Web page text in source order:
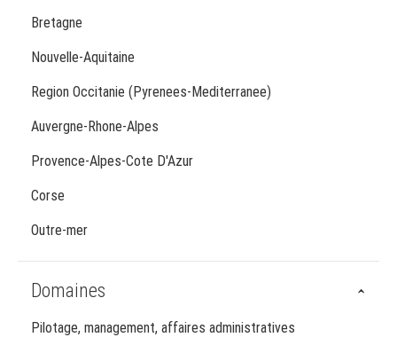
Bretagne
Nouvelle-Aquitaine
Region Occitanie (Pyrenees-Mediterranee)
Auvergne-Rhone-Alpes
Provence-Alpes-Cote D'Azur
Corse
Outre-mer
Domaines
Pilotage, management, affaires administratives